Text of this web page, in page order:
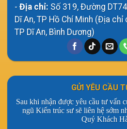
- Địa chỉ: Số 319, Đường
Dĩ An, TP Hồ Chí Minh (Địa
TP Dĩ An, Bình Dương)
GỬI YÊU CẦU
Sau khi nhận được yêu cầu tư vấn
ngũ Kiến trúc sư sẽ liên hệ sớm
Quý Khách